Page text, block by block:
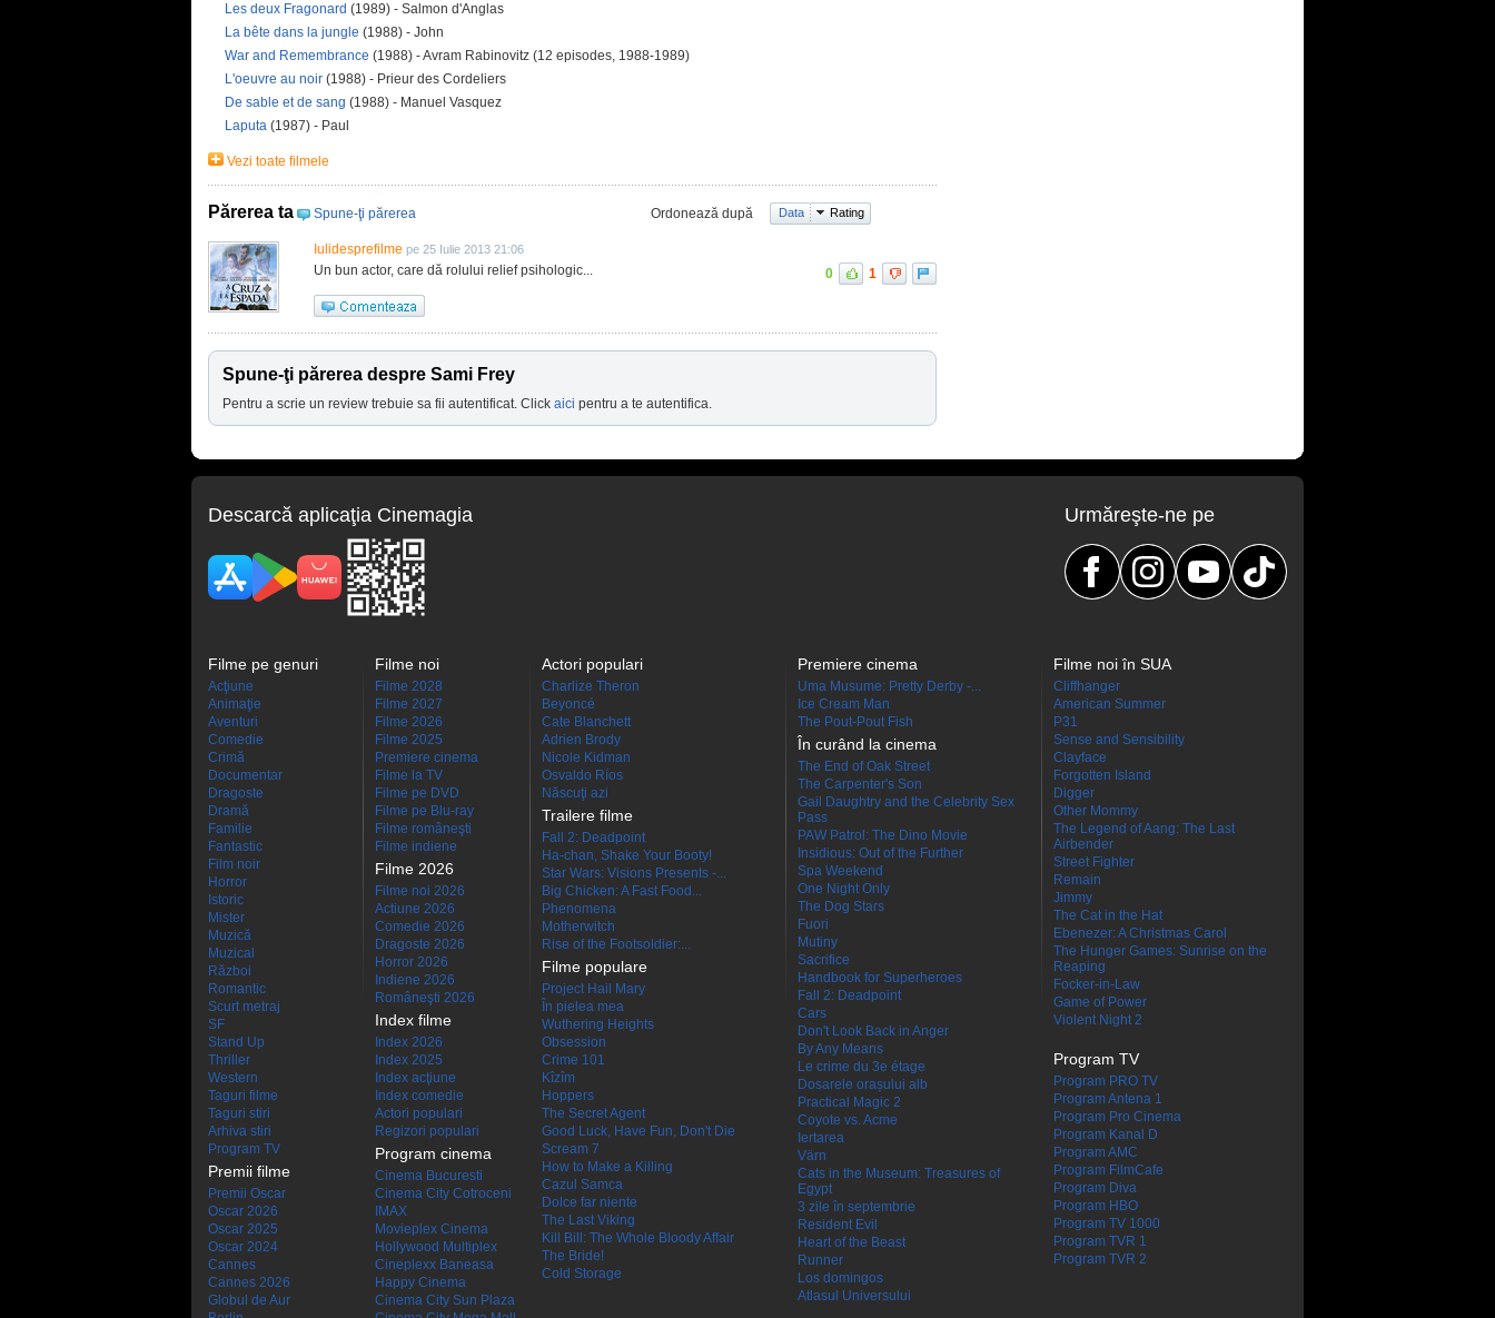
Les deux Fragonard (1989) - Salmon d'Anglas
La bête dans la jungle (1988) - John
War and Remembrance (1988) - Avram Rabinovitz (12 episodes, 1988-1989)
L'oeuvre au noir (1988) - Prieur des Cordeliers
De sable et de sang (1988) - Manuel Vasquez
Laputa (1987) - Paul
Vezi toate filmele
Părerea ta Spune-ţi părerea Ordonează după Data Rating
Iulidesprefilme pe 25 Iulie 2013 21:06
Un bun actor, care dă rolului relief psihologic... 0 1
Spune-ţi părerea despre Sami Frey
Pentru a scrie un review trebuie sa fii autentificat. Click aici pentru a te autentifica.
Descarcă aplicaţia Cinemagia Urmăreşte-ne pe
Filme pe genuri
Acţiune
Animaţie
Aventuri
Comedie
Crimă
Documentar
Dragoste
Dramă
Familie
Fantastic
Film noir
Horror
Istoric
Mister
Muzică
Muzical
Război
Romantic
Scurt metraj
SF
Stand Up
Thriller
Western
Taguri filme
Taguri stiri
Arhiva stiri
Program TV
Premii filme
Premii Oscar
Oscar 2026
Oscar 2025
Oscar 2024
Cannes
Cannes 2026
Globul de Aur
Filme noi
Filme 2028
Filme 2027
Filme 2026
Filme 2025
Premiere cinema
Filme la TV
Filme pe DVD
Filme pe Blu-ray
Filme româneşti
Filme indiene
Filme 2026
Filme noi 2026
Actiune 2026
Comedie 2026
Dragoste 2026
Horror 2026
Indiene 2026
Româneşti 2026
Index filme
Index 2026
Index 2025
Index acţiune
Index comedie
Actori populari
Regizori populari
Program cinema
Cinema Bucuresti
Cinema City Cotroceni
IMAX
Movieplex Cinema
Hollywood Multiplex
Cineplexx Baneasa
Happy Cinema
Cinema City Sun Plaza
Actori populari
Charlize Theron
Beyoncé
Cate Blanchett
Adrien Brody
Nicole Kidman
Osvaldo Ríos
Născuţi azi
Trailere filme
Fall 2: Deadpoint
Ha-chan, Shake Your Booty!
Star Wars: Visions Presents -...
Big Chicken: A Fast Food...
Phenomena
Motherwitch
Rise of the Footsoldier:...
Filme populare
Project Hail Mary
În pielea mea
Wuthering Heights
Obsession
Crime 101
Kîzîm
Hoppers
The Secret Agent
Good Luck, Have Fun, Don't Die
Scream 7
How to Make a Killing
Cazul Samca
Dolce far niente
The Last Viking
Kill Bill: The Whole Bloody Affair
The Bride!
Cold Storage
Premiere cinema
Uma Musume: Pretty Derby -...
Ice Cream Man
The Pout-Pout Fish
În curând la cinema
The End of Oak Street
The Carpenter's Son
Gail Daughtry and the Celebrity Sex
Pass
PAW Patrol: The Dino Movie
Insidious: Out of the Further
Spa Weekend
One Night Only
The Dog Stars
Fuori
Mutiny
Sacrifice
Handbook for Superheroes
Fall 2: Deadpoint
Cars
Don't Look Back in Anger
By Any Means
Le crime du 3e étage
Dosarele orașului alb
Practical Magic 2
Coyote vs. Acme
Iertarea
Värn
Cats in the Museum: Treasures of
Egypt
3 zile în septembrie
Resident Evil
Heart of the Beast
Runner
Los domingos
Atlasul Universului
Filme noi în SUA
Cliffhanger
American Summer
P31
Sense and Sensibility
Clayface
Forgotten Island
Digger
Other Mommy
The Legend of Aang: The Last
Airbender
Street Fighter
Remain
Jimmy
The Cat in the Hat
Ebenezer: A Christmas Carol
The Hunger Games: Sunrise on the
Reaping
Focker-in-Law
Game of Power
Violent Night 2
Program TV
Program PRO TV
Program Antena 1
Program Pro Cinema
Program Kanal D
Program AMC
Program FilmCafe
Program Diva
Program HBO
Program TV 1000
Program TVR 1
Program TVR 2